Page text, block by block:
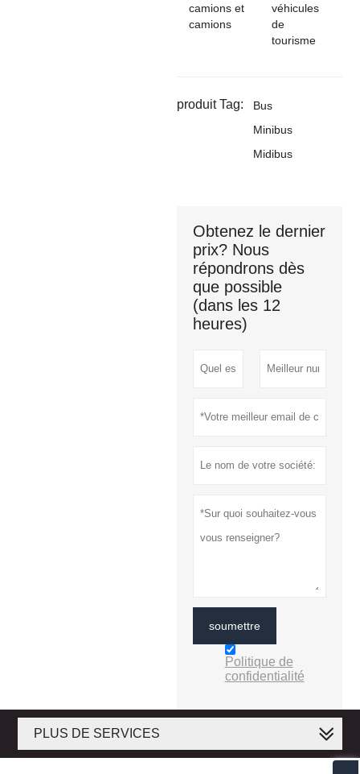
camions et
camions
véhicules
de
tourisme
produit Tag:
Bus
Minibus
Midibus
Obtenez le dernier
prix? Nous
répondrons dès
que possible
(dans les 12
heures)
soumettre
Politique de
confidentialité
PLUS DE SERVICES